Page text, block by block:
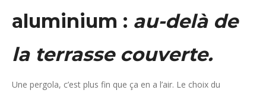
aluminium : au-delà de
la terrasse couverte.
Une pergola, c’est plus fin que ça en a l’air. Le choix du